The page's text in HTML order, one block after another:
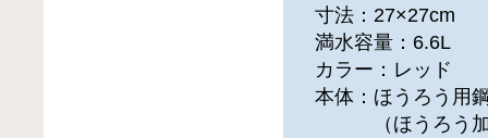
寸法：27×27cm
満水容量：6.6L
カラー：レッド
本体：ほうろう用
（ほうろう加工